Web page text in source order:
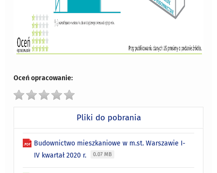
Oceń opracowanie:
Pliki do pobrania
Budownictwo mieszkaniowe w m.st. Warszawie I-
IV kwartał 2020 r.
0.07 MB